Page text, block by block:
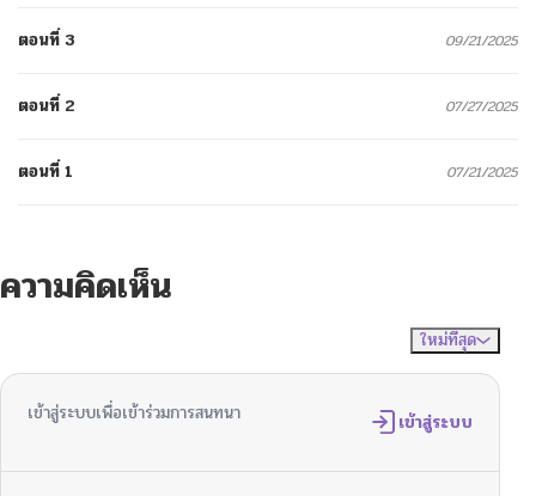
ตอนที่ 3 09/21/2025
ตอนที่ 2 07/27/2025
ตอนที่ 1 07/21/2025
ความคิดเห็น
ใหม่ที่สุด
เข้าสู่ระบบเพื่อเข้าร่วมการสนทนา เข้าสู่ระบบ